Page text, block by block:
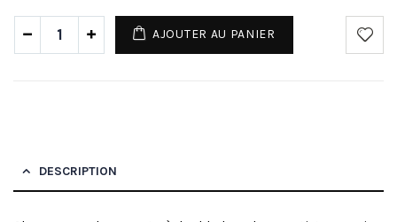
AJOUTER AU PANIER
DESCRIPTION